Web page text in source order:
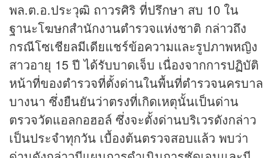
พล.ต.อ.ประวุฒิ ถาวรศิริ ที่ปรึกษา สบ 10 ใน
ฐานะโฆษกสำนักงานตำรวจแห่งชาติ กล่าวถึง
กรณีโซเชียลมีเดียแชร์ข้อความและรูปภาพหญิง
สาวอายุ 15 ปี ได้รับบาดเจ็บ เนื่องจากการปฏิบัติ
หน้าที่ของตำรวจที่ตั้งด่านในพื้นที่ตำรวจนครบาล
บางนา ซึ่งยืนยันว่าตรงที่เกิดเหตุนั้นเป็นด่าน
ตรวจวัดแอลกอฮอล์ ซึ่งจะตั้งด่านบริเวรดังกล่าว
เป็นประจำทุกวัน เบื้องต้นตรวจสอบแล้ว พบว่า